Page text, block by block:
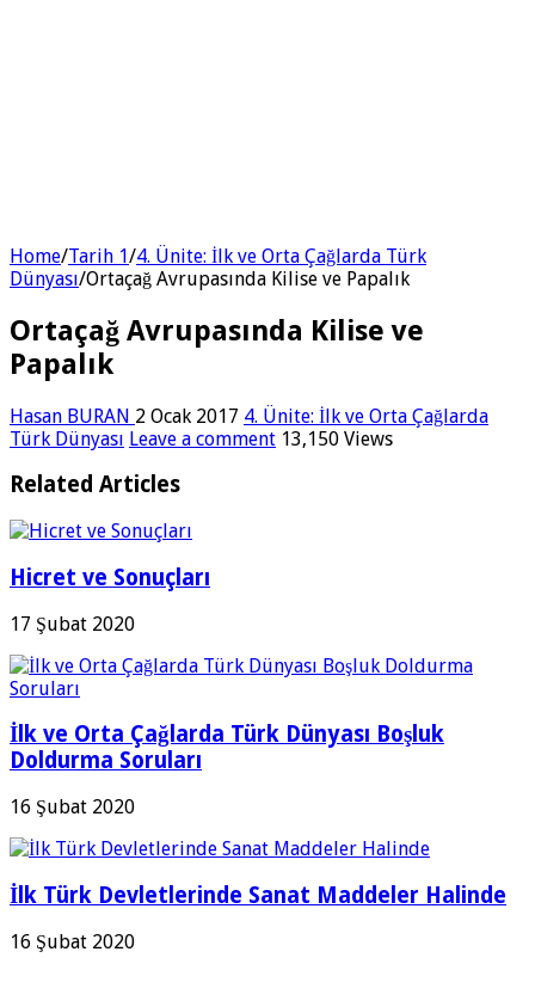
Home/Tarih 1/4. Ünite: İlk ve Orta Çağlarda Türk
Dünyası/Ortaçağ Avrupasında Kilise ve Papalık
Ortaçağ Avrupasında Kilise ve
Papalık
Hasan BURAN 2 Ocak 2017 4. Ünite: İlk ve Orta Çağlarda
Türk Dünyası Leave a comment 13,150 Views
Related Articles
Hicret ve Sonuçları
17 Şubat 2020
İlk ve Orta Çağlarda Türk Dünyası Boşluk
Doldurma Soruları
16 Şubat 2020
İlk Türk Devletlerinde Sanat Maddeler Halinde
16 Şubat 2020